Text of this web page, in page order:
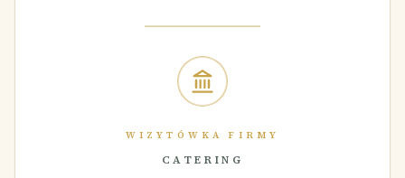
WIZYTÓWKA FIRMY
CATERING